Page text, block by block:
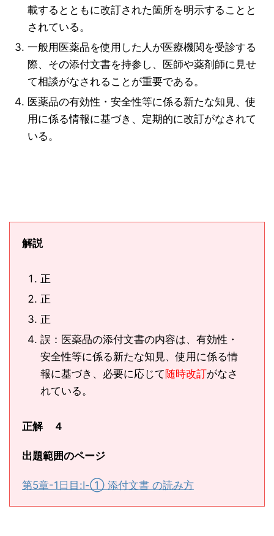
載するとともに改訂された箇所を明示することと
されている。
一般用医薬品を使用した人が医療機関を受診する
際、その添付文書を持参し、医師や薬剤師に見せ
て相談がなされることが重要である。
医薬品の有効性・安全性等に係る新たな知見、使
用に係る情報に基づき、定期的に改訂がなされて
いる。
解説
正
正
正
誤：医薬品の添付文書の内容は、有効性・
安全性等に係る新たな知見、使用に係る情
報に基づき、必要に応じて 随時改訂がなさ
れている。
正解 ４
出題範囲のページ
第5章-1日目:Ⅰ-① 添付文書 の読み方